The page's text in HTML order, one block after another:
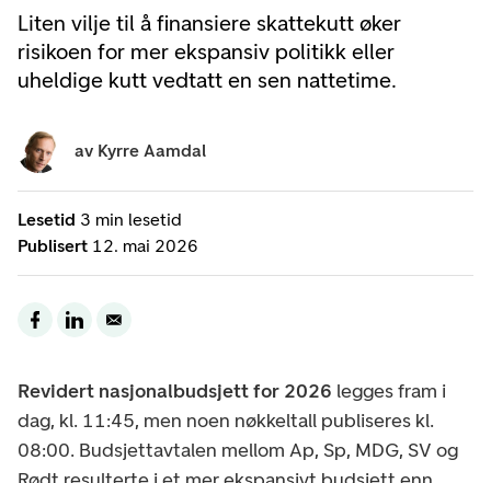
Liten vilje til å finansiere skattekutt øker
risikoen for mer ekspansiv politikk eller
uheldige kutt vedtatt en sen nattetime.
Lesetid 3 min lesetid
Publisert 12. mai 2026
av Kyrre Aamdal
Revidert nasjonalbudsjett for 2026 legges fram i
dag, kl. 11:45, men noen nøkkeltall publiseres kl.
08:00. Budsjettavtalen mellom Ap, Sp, MDG, SV og